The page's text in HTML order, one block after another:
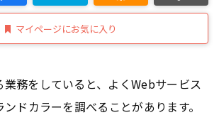
マイページにお気に入り
務をしていると、よくWebサービス
ドカラーを調べることがあります。